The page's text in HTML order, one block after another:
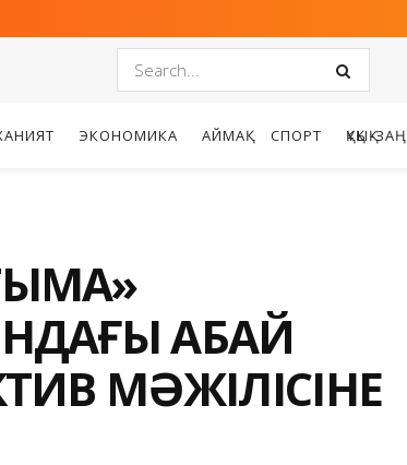
ЭКОНОМИКА АЙМАҚ СПОРТ ҚҰҚЫҚ-ЗАҢ
АБАЙ
МӘЖІЛІСІНЕ